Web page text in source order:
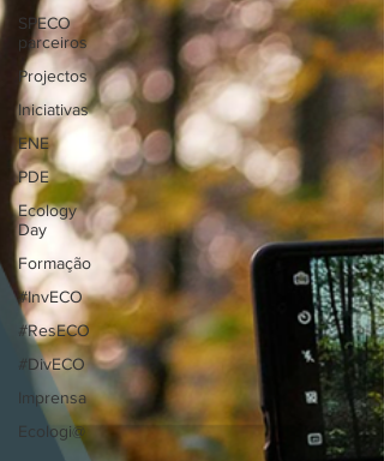
SPECO
parceiros
Projectos
Iniciativas
ENE
PDE
Ecology
Day
Formação
#InvECO
#ResECO
#DivECO
Imprensa
Ecologi@